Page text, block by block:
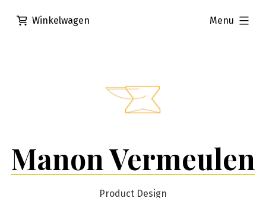
naar
Manon Vermeulen
Product Design
Menu
uitgevouwen
Winkelwagen